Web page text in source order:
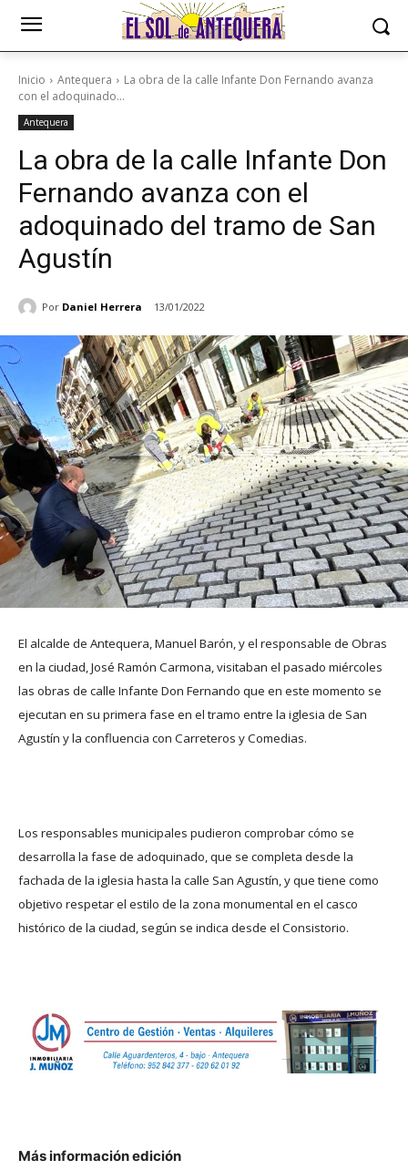
Inicio Antequera
La obra de la calle Infante Don Fernando avanza
con el adoquinado...
Antequera
La obra de la calle Infante Don
Fernando avanza con el
adoquinado del tramo de San
Agustín
Por Daniel Herrera 13/01/2022
El alcalde de Antequera, Manuel Barón, y el responsable de Obras
en la ciudad, José Ramón Carmona, visitaban el pasado miércoles
las obras de calle Infante Don Fernando que en este momento se
ejecutan en su primera fase en el tramo entre la iglesia de San
Agustín y la confluencia con Carreteros y Comedias.
Los responsables municipales pudieron comprobar cómo se
desarrolla la fase de adoquinado, que se completa desde la
fachada de la iglesia hasta la calle San Agustín, y que tiene como
objetivo respetar el estilo de la zona monumental en el casco
histórico de la ciudad, según se indica desde el Consistorio.
Más informaciónedición